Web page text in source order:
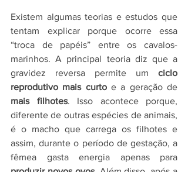
Existem algumas teorias e estudos que
tentam explicar porque ocorre essa
“troca de papéis” entre os cavalos-
marinhos. A principal teoria diz que a
gravidez reversa permite um ciclo
reprodutivo mais curto
mais filhotes. Isso acontece porque,
diferente de outras espécies de animais,
é o macho que carrega os filhotes e
assim, durante o período de gestação, a